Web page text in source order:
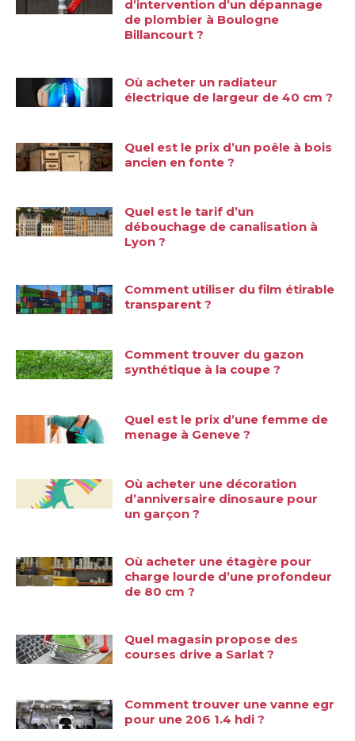
d’intervention d’un dépannage
de plombier à Boulogne
Billancourt ?
Où acheter un radiateur
électrique de largeur de 40 cm ?
Quel est le prix d’un poêle à bois
ancien en fonte ?
Quel est le tarif d’un
débouchage de canalisation à
Lyon ?
Comment utiliser du film étirable
transparent ?
Comment trouver du gazon
synthétique à la coupe ?
Quel est le prix d’une femme de
menage à Geneve ?
Où acheter une décoration
d’anniversaire dinosaure pour
un garçon ?
Où acheter une étagère pour
charge lourde d’une profondeur
de 80 cm ?
Quel magasin propose des
courses drive a Sarlat ?
Comment trouver une vanne egr
pour une 206 1.4 hdi ?